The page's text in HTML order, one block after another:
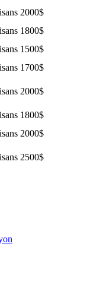
2000$
1800$
1500$
1700$
2000$
1800$
2000$
2500$